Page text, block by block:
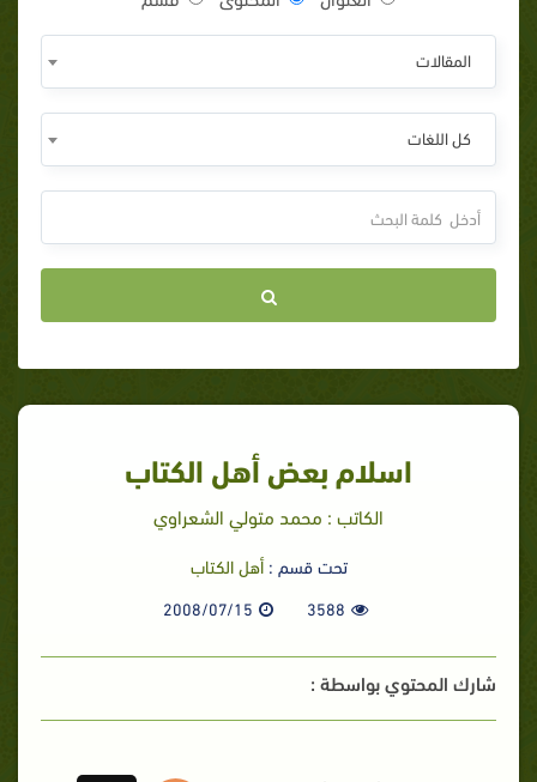
المقالات
كل اللغات
اسلام بعض أهل الكتاب
الكاتب : محمد متولي الشعراوي
تحت قسم :أهل الكتاب
3588
2008/07/15
شارك المحتوي بواسطة :